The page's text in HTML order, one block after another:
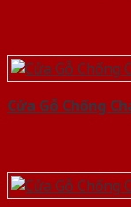
Cửa Gỗ Chống